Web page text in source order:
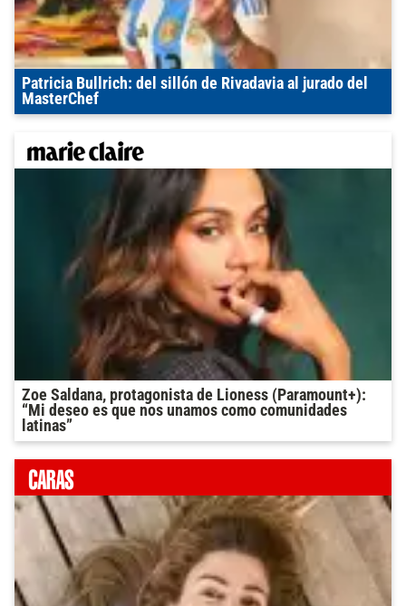
Patricia Bullrich: del sillón de Rivadavia al jurado del
MasterChef
Zoe Saldana, protagonista de Lioness (Paramount+):
“Mi deseo es que nos unamos como comunidades
latinas”